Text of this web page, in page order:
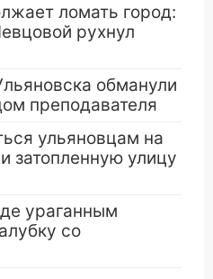
ломать город:
рухнул
обманули
преподавателя
ульяновцам на
затопленную улицу
ураганным
со